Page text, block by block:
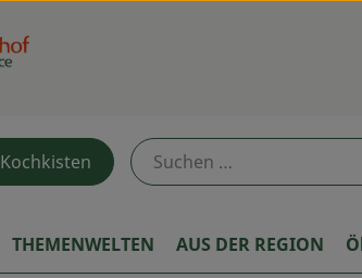
Kochkisten
THEMENWELTEN AUS DER REGION